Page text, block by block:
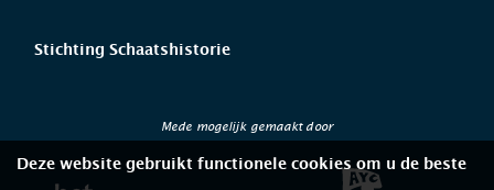
Stichting Schaatshistorie
Mede mogelijk gemaakt door
Deze website gebruikt functionele cookies om u de beste